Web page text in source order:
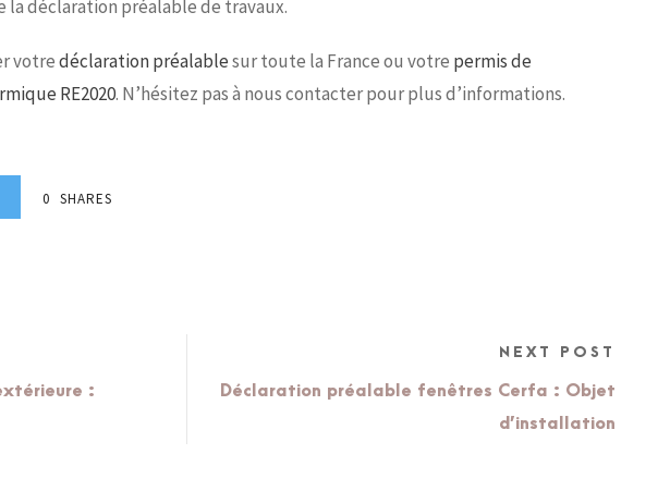
la déclaration préalable de travaux.
votredéclaration préalablesur toute la France ou votre permis de
RE2020. N’hésitez pas à nous contacter pour plus d’informations.
0 SHARES
:
NEXT POST
Déclaration préalable fenêtres Cerfa : Objet
d’installation